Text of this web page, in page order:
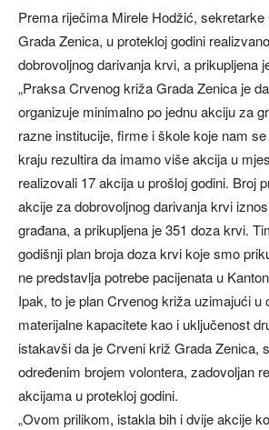
Prema riječima Mirele Hodžić,
Grada Zenica, u protekloj godini
dobrovoljnog darivanja krvi, a prikupljena
„Praksa Crvenog križa Grada Zenica je
organizuje minimalno po jednu akciju za
razne institucije, firme i škole koje nam
kraju rezultira da imamo više akcija u
realizovali 17 akcija u prošloj godini. Broj
akcije za dobrovoljnog darivanja krvi
građana, a prikupljena je 351 doza krvi.
godišnji plan broja doza krvi koje smo
ne predstavlja potrebe pacijenata u
Ipak, to je plan Crvenog križa uzimajući u
materijalne kapacitete kao i uključenost
istakavši da je Crveni križ Grada Zenica,
određenim brojem volontera, zadovoljan
akcijama u protekloj godini.
„Ovom prilikom, istakla bih i dvije akcije